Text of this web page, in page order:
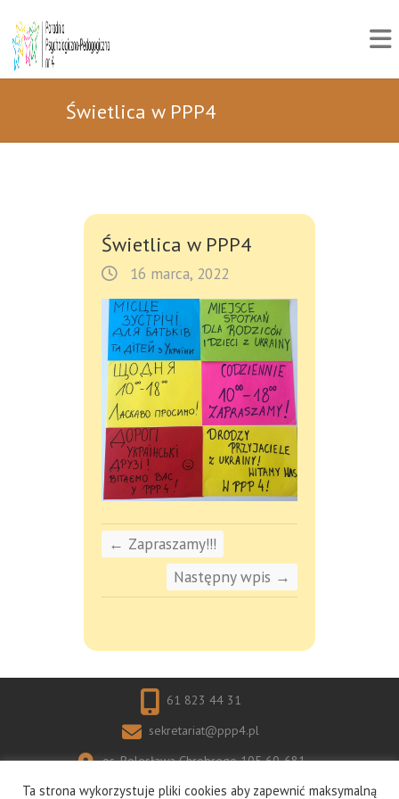
Świetlica w PPP4
Świetlica w PPP4
16 marca, 2022
← Zapraszamy!!!
Następny wpis →
61 823 44 31
sekretariat@ppp4.pl
os. Bolesława Chrobrego 105 60-681
Poznań
Ta strona wykorzystuje pliki cookies aby zapewnić maksymalną